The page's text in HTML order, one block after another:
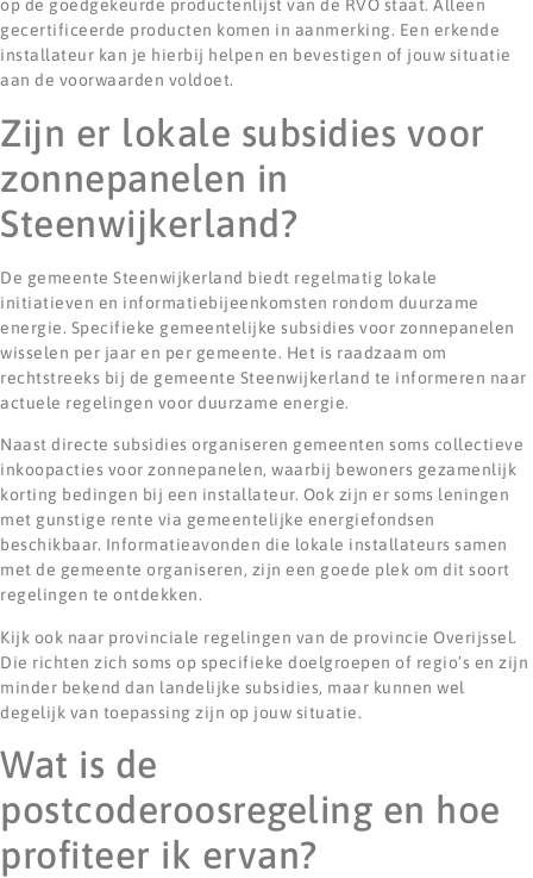
op de goedgekeurde productenlijst van de RVO staat. Alleen
gecertificeerde producten komen in aanmerking. Een erkende
installateur kan je hierbij helpen en bevestigen of jouw situatie
aan de voorwaarden voldoet.
Zijn er lokale subsidies voor
zonnepanelen in
Steenwijkerland?
De gemeente Steenwijkerland biedt regelmatig lokale
initiatieven en informatiebijeenkomsten rondom duurzame
energie. Specifieke gemeentelijke subsidies voor zonnepanelen
wisselen per jaar en per gemeente. Het is raadzaam om
rechtstreeks bij de gemeente Steenwijkerland te informeren naar
actuele regelingen voor duurzame energie.
Naast directe subsidies organiseren gemeenten soms collectieve
inkoopacties voor zonnepanelen, waarbij bewoners gezamenlijk
korting bedingen bij een installateur. Ook zijn er soms leningen
met gunstige rente via gemeentelijke energiefondsen
beschikbaar. Informatieavonden die lokale installateurs samen
met de gemeente organiseren, zijn een goede plek om dit soort
regelingen te ontdekken.
Kijk ook naar provinciale regelingen van de provincie Overijssel.
Die richten zich soms op specifieke doelgroepen of regio’s en zijn
minder bekend dan landelijke subsidies, maar kunnen wel
degelijk van toepassing zijn op jouw situatie.
Wat is de
postcoderoosregeling en hoe
profiteer ik ervan?